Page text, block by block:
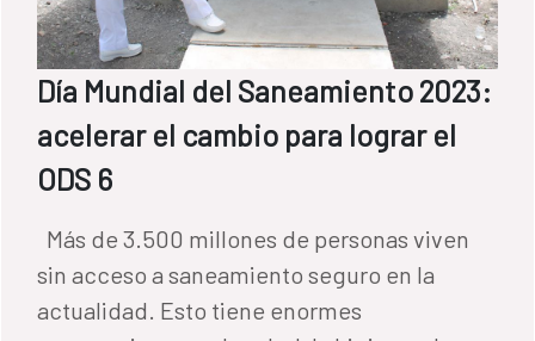
Día Mundial del Saneamiento 2023:
acelerar el cambio para lograr el
ODS 6
sin acceso a saneamiento seguro en la
actualidad. Esto tiene enormes